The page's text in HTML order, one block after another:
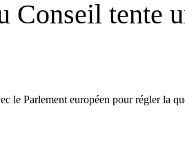
tente
Parlement européen pour régler la